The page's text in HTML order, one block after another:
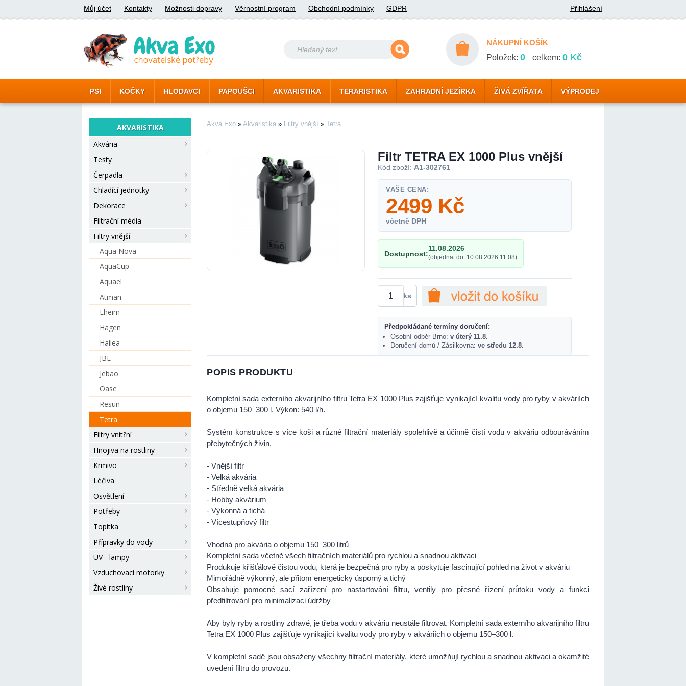
Můj účet Kontakty Možnosti dopravy Věrnostní program Obchodní podmínky GDPR Přihlášení
NÁKUPNÍ KOŠÍK
Položek: 0 celkem: 0 Kč
PSI KOČKY HLODAVCI PAPOUŠCI AKVARISTIKA TERARISTIKA ZAHRADNÍ JEZÍRKA ŽIVÁ ZVÍŘATA VÝPRODEJ
AKVARISTIKA
Akvária
Testy
Čerpadla
Chladící jednotky
Dekorace
Filtrační média
Filtry vnější
Aqua Nova
AquaCup
Aquael
Atman
Eheim
Hagen
Hailea
JBL
Jebao
Oase
Resun
Tetra
Filtry vnitřní
Hnojiva na rostliny
Krmivo
Léčiva
Osvětlení
Potřeby
Topítka
Přípravky do vody
UV - lampy
Vzduchovací motorky
Živé rostliny
Akva Exo » Akvaristika » Filtry vnější » Tetra
Filtr TETRA EX 1000 Plus vnější
Kód zboží: A1-302761
VAŠE CENA:
2499 Kč
včetně DPH
Dostupnost:
11.08.2026
(objednat do: 10.08.2026 11:08)
ks
Předpokládané termíny doručení:
Osobní odběr Brno: v úterý 11.8.
Doručení domů / Zásilkovna: ve středu 12.8.
POPIS PRODUKTU
Kompletní sada externího akvarijního filtru Tetra EX 1000 Plus zajišťuje vynikající kvalitu vody pro ryby v akváriích
o objemu 150–300 l. Výkon: 540 l/h.
Systém konstrukce s více koši a různé filtrační materiály spolehlivě a účinně čistí vodu v akváriu odbouráváním
přebytečných živin.
- Vnější filtr
- Velká akvária
- Středně velká akvária
- Hobby akvárium
- Výkonná a tichá
- Vícestupňový filtr
Vhodná pro akvária o objemu 150–300 litrů
Kompletní sada včetně všech filtračních materiálů pro rychlou a snadnou aktivaci
Produkuje křišťálově čistou vodu, která je bezpečná pro ryby a poskytuje fascinující pohled na život v akváriu
Mimořádně výkonný, ale přitom energeticky úsporný a tichý
Obsahuje pomocné sací zařízení pro nastartování filtru, ventily pro přesné řízení průtoku vody a funkci
předfiltrování pro minimalizaci údržby
Aby byly ryby a rostliny zdravé, je třeba vodu v akváriu neustále filtrovat. Kompletní sada externího akvarijního filtru
Tetra EX 1000 Plus zajišťuje vynikající kvalitu vody pro ryby v akváriích o objemu 150–300 l.
V kompletní sadě jsou obsaženy všechny filtrační materiály, které umožňují rychlou a snadnou aktivaci a okamžité
uvedení filtru do provozu.